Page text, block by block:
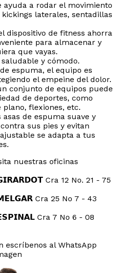
ayuda a rodar el movimiento
laterales, sentadillas
dispositivo de fitness ahorra
para almacenar y
que vayas.
y cómodo.
espuma, el equipo es
el empeine del dolor.
conjunto de equipos puede
de deportes, como
flexiones, etc.
de espuma suave y
sus pies y evitan
se adapta a tus
nuestras oficinas
Cra 12 No. 21 - 75
Cra 25 No 7 - 43
Cra 7 No 6 - 08
escríbenos al WhatsApp